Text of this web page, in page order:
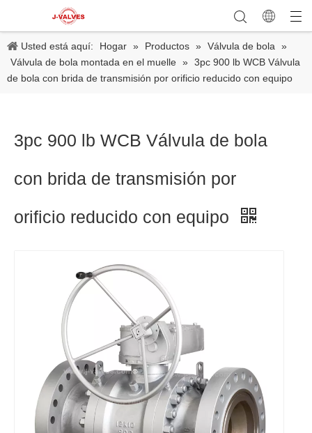
Usted está aquí: Hogar » Productos » Válvula de bola
»
Válvula de bola montada en el muelle » 3pc 900 lb WCB Válvula
de bola con brida de transmisión por orificio reducido con equipo
3pc 900 lb WCB Válvula de bola
con brida de transmisión por
orificio reducido con equipo